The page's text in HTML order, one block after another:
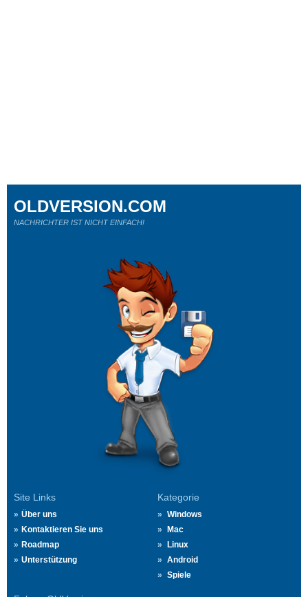
Site Links
Über uns
Kontaktieren Sie uns
Roadmap
Unterstützung
Kategorie
Windows
Mac
Linux
Android
Spiele
OLDVERSION.COM
NACHRICHTER IST NICHT EINFACH!